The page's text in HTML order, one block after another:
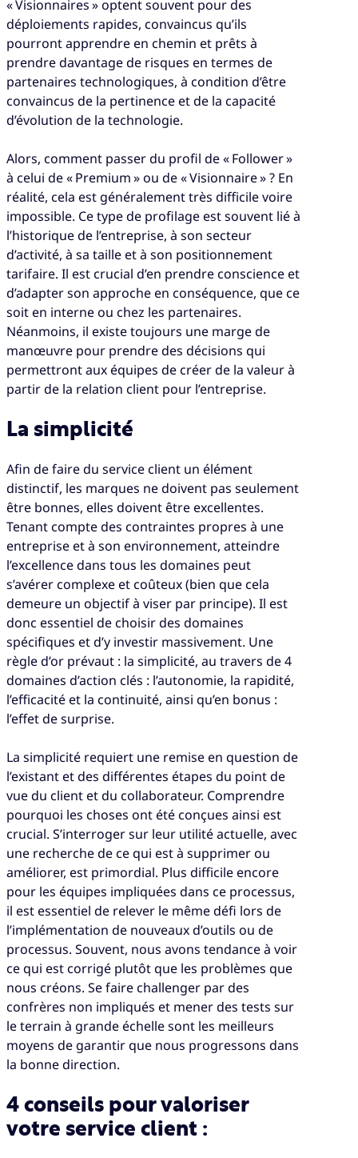
« Visionnaires » optent souvent pour des
déploiements rapides, convaincus qu’ils
pourront apprendre en chemin et prêts à
prendre davantage de risques en termes de
partenaires technologiques, à condition d’être
convaincus de la pertinence et de la capacité
d’évolution de la technologie.
Alors, comment passer du profil de « Follower »
à celui de « Premium » ou de « Visionnaire » ? En
réalité, cela est généralement très difficile voire
impossible. Ce type de profilage est souvent lié à
l’historique de l’entreprise, à son secteur
d’activité, à sa taille et à son positionnement
tarifaire. Il est crucial d’en prendre conscience et
d’adapter son approche en conséquence, que ce
soit en interne ou chez les partenaires.
Néanmoins, il existe toujours une marge de
manœuvre pour prendre des décisions qui
permettront aux équipes de créer de la valeur à
partir de la relation client pour l’entreprise.
La simplicité
Afin de faire du service client un élément
distinctif, les marques ne doivent pas seulement
être bonnes, elles doivent être excellentes.
Tenant compte des contraintes propres à une
entreprise et à son environnement, atteindre
l’excellence dans tous les domaines peut
s’avérer complexe et coûteux (bien que cela
demeure un objectif à viser par principe). Il est
donc essentiel de choisir des domaines
spécifiques et d’y investir massivement. Une
règle d’or prévaut : la simplicité, au travers de 4
domaines d’action clés : l’autonomie, la rapidité,
l’efficacité et la continuité, ainsi qu’en bonus :
l’effet de surprise.
La simplicité requiert une remise en question de
l’existant et des différentes étapes du point de
vue du client et du collaborateur. Comprendre
pourquoi les choses ont été conçues ainsi est
crucial. S’interroger sur leur utilité actuelle, avec
une recherche de ce qui est à supprimer ou
améliorer, est primordial. Plus difficile encore
pour les équipes impliquées dans ce processus,
il est essentiel de relever le même défi lors de
l’implémentation de nouveaux d’outils ou de
processus. Souvent, nous avons tendance à voir
ce qui est corrigé plutôt que les problèmes que
nous créons. Se faire challenger par des
confrères non impliqués et mener des tests sur
le terrain à grande échelle sont les meilleurs
moyens de garantir que nous progressons dans
la bonne direction.
4 conseils pour valoriser
votre service client :